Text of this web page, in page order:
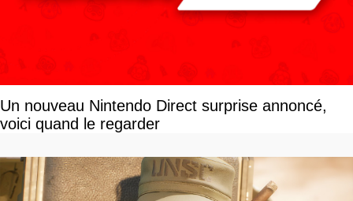
Un nouveau Nintendo Direct surprise annoncé,
voici quand le regarder